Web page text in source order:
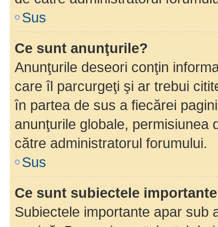
Sus
Ce sunt anunţurile?
Anunţurile deseori conţin
care îl parcurgeţi şi ar trebui
în partea de sus a fiecărei
anunţurile globale, permisiunea
către administratorul forumului.
Sus
Ce sunt subiectele
Subiectele importante apar sub